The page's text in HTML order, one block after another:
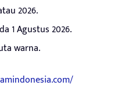
2026.
1 Agustus 2026.
warna.